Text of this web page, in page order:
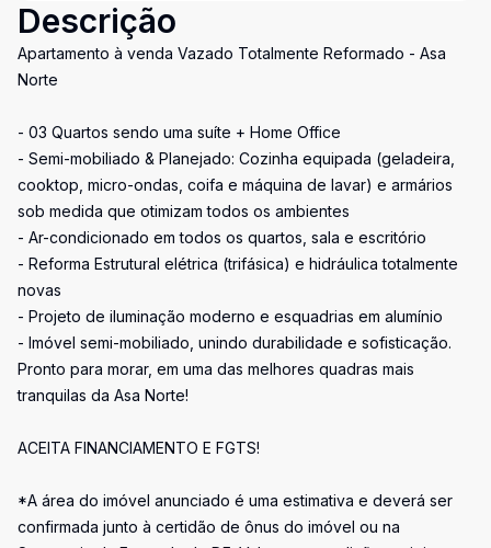
Descrição
Apartamento à venda Vazado Totalmente Reformado - Asa
Norte
- 03 Quartos sendo uma suíte + Home Office
- Semi-mobiliado & Planejado: Cozinha equipada (geladeira,
cooktop, micro-ondas, coifa e máquina de lavar) e armários
sob medida que otimizam todos os ambientes
- Ar-condicionado em todos os quartos, sala e escritório
- Reforma Estrutural elétrica (trifásica) e hidráulica totalmente
novas
- Projeto de iluminação moderno e esquadrias em alumínio
- Imóvel semi-mobiliado, unindo durabilidade e sofisticação.
Pronto para morar, em uma das melhores quadras mais
tranquilas da Asa Norte!
ACEITA FINANCIAMENTO E FGTS!
*A área do imóvel anunciado é uma estimativa e deverá ser
confirmada junto à certidão de ônus do imóvel ou na